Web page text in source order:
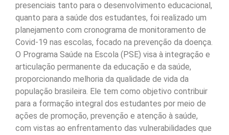
presenciais tanto para o desenvolvimento educacional,
quanto para a saúde dos estudantes, foi realizado um
planejamento com cronograma de monitoramento de
Covid-19 nas escolas, focado na prevenção da doença.
O Programa Saúde na Escola (PSE) visa à integração e
articulação permanente da educação e da saúde,
proporcionando melhoria da qualidade de vida da
população brasileira. Ele tem como objetivo contribuir
para a formação integral dos estudantes por meio de
ações de promoção, prevenção e atenção à saúde,
com vistas ao enfrentamento das vulnerabilidades que